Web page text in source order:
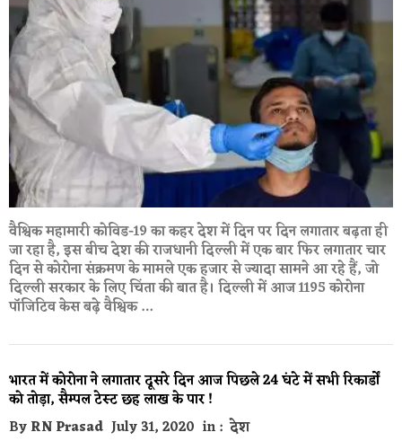
वैश्विक महामारी कोविड-19 का कहर देश में दिन पर दिन लगातार बढ़ता ही
जा रहा है, इस बीच देश की राजधानी दिल्ली में एक बार फिर लगातार चार
दिन से कोरोना संक्रमण के मामले एक हजार से ज्यादा सामने आ रहे हैं, जो
दिल्ली सरकार के लिए चिंता की बात है। दिल्ली में आज 1195 कोरोना
पॉजिटिव केस बढ़े वैश्विक …
भारत में कोरोना ने लगातार दूसरे दिन आज पिछले 24 घंटे में सभी रिकार्डों
को तोड़ा, सैम्पल टेस्ट छह लाख के पार !
ByRN Prasad July 31, 2020 in : देश